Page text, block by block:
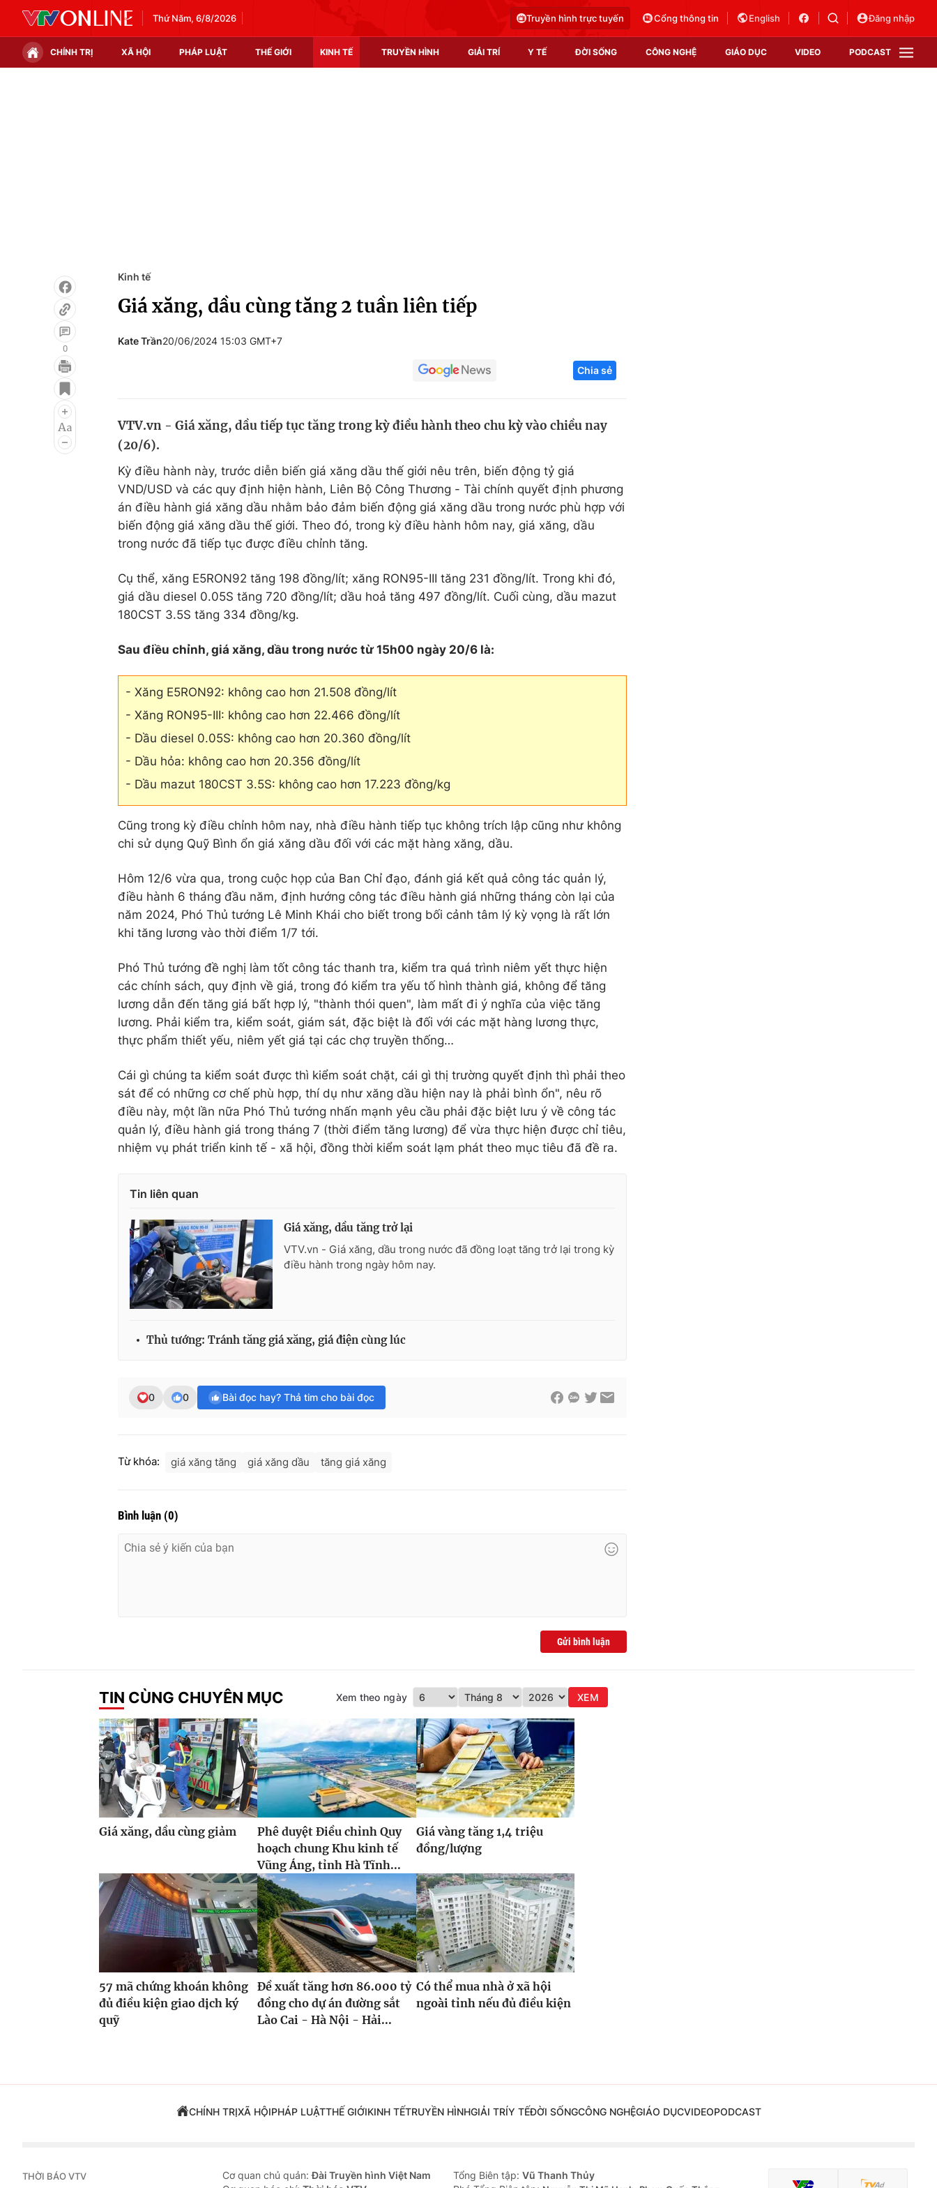
Thứ Năm, 6/8/2026 Truyền hình trực tuyến Cổng thông tin English Đăng nhập
CHÍNH TRỊ XÃ HỘI PHÁP LUẬT THẾ GIỚI KINH TẾ TRUYỀN HÌNH GIẢI TRÍ Y TẾ ĐỜI SỐNG CÔNG NGHỆ GIÁO DỤC VIDEO PODCAST
Điện ảnh
Âm nhạc
Làm đẹp
Học trực tuyến
Công nghệ
Sản phẩm
Tư vấn
0
Kinh tế
Giá xăng, dầu cùng tăng 2 tuần liên tiếp
Kate Trần20/06/2024 15:03 GMT+7
Chia sẻ
VTV.vn - Giá xăng, dầu tiếp tục tăng trong kỳ điều hành theo chu kỳ vào chiều nay
(20/6).
Kỳ điều hành này, trước diễn biến giá xăng dầu thế giới nêu trên, biến động tỷ giá
VND/USD và các quy định hiện hành, Liên Bộ Công Thương - Tài chính quyết định phương
án điều hành giá xăng dầu nhằm bảo đảm biến động giá xăng dầu trong nước phù hợp với
biến động giá xăng dầu thế giới. Theo đó, trong kỳ điều hành hôm nay, giá xăng, dầu
trong nước đã tiếp tục được điều chỉnh tăng.
Cụ thể, xăng E5RON92 tăng 198 đồng/lít; xăng RON95-III tăng 231 đồng/lít. Trong khi đó,
giá dầu diesel 0.05S tăng 720 đồng/lít; dầu hoả tăng 497 đồng/lít. Cuối cùng, dầu mazut
180CST 3.5S tăng 334 đồng/kg.
Sau điều chỉnh, giá xăng, dầu trong nước từ 15h00 ngày 20/6 là:
- Xăng E5RON92: không cao hơn 21.508 đồng/lít
- Xăng RON95-III: không cao hơn 22.466 đồng/lít
- Dầu diesel 0.05S: không cao hơn 20.360 đồng/lít
- Dầu hỏa: không cao hơn 20.356 đồng/lít
- Dầu mazut 180CST 3.5S: không cao hơn 17.223 đồng/kg
Cũng trong kỳ điều chỉnh hôm nay, nhà điều hành tiếp tục không trích lập cũng như không
chi sử dụng Quỹ Bình ổn giá xăng dầu đối với các mặt hàng xăng, dầu.
Hôm 12/6 vừa qua, trong cuộc họp của Ban Chỉ đạo, đánh giá kết quả công tác quản lý,
điều hành 6 tháng đầu năm, định hướng công tác điều hành giá những tháng còn lại của
năm 2024, Phó Thủ tướng Lê Minh Khái cho biết trong bối cảnh tâm lý kỳ vọng là rất lớn
khi tăng lương vào thời điểm 1/7 tới.
Phó Thủ tướng đề nghị làm tốt công tác thanh tra, kiểm tra quá trình niêm yết thực hiện
các chính sách, quy định về giá, trong đó kiểm tra yếu tố hình thành giá, không để tăng
lương dẫn đến tăng giá bất hợp lý, "thành thói quen", làm mất đi ý nghĩa của việc tăng
lương. Phải kiểm tra, kiểm soát, giám sát, đặc biệt là đối với các mặt hàng lương thực,
thực phẩm thiết yếu, niêm yết giá tại các chợ truyền thống…
Cái gì chúng ta kiểm soát được thì kiểm soát chặt, cái gì thị trường quyết định thì phải theo
sát để có những cơ chế phù hợp, thí dụ như xăng dầu hiện nay là phải bình ổn", nêu rõ
điều này, một lần nữa Phó Thủ tướng nhấn mạnh yêu cầu phải đặc biệt lưu ý về công tác
quản lý, điều hành giá trong tháng 7 (thời điểm tăng lương) để vừa thực hiện được chỉ tiêu,
nhiệm vụ phát triển kinh tế - xã hội, đồng thời kiểm soát lạm phát theo mục tiêu đã đề ra.
Tin liên quan
Giá xăng, dầu tăng trở lại
VTV.vn - Giá xăng, dầu trong nước đã đồng loạt tăng trở lại trong kỳ
điều hành trong ngày hôm nay.
Thủ tướng: Tránh tăng giá xăng, giá điện cùng lúc
0 0 Bài đọc hay? Thả tim cho bài đọc
Từ khóa: giá xăng tăng giá xăng dầu tăng giá xăng
Bình luận (0)
Gửi bình luận
TIN CÙNG CHUYÊN MỤC Xem theo ngày XEM
Giá xăng, dầu cùng giảm
Phê duyệt Điều chỉnh Quy
hoạch chung Khu kinh tế
Vũng Áng, tỉnh Hà Tĩnh...
Giá vàng tăng 1,4 triệu
đồng/lượng
57 mã chứng khoán không
đủ điều kiện giao dịch ký
quỹ
Đề xuất tăng hơn 86.000 tỷ
đồng cho dự án đường sắt
Lào Cai - Hà Nội - Hải...
Có thể mua nhà ở xã hội
ngoài tỉnh nếu đủ điều kiện
CHÍNH TRỊXÃ HỘIPHÁP LUẬTTHẾ GIỚIKINH TẾTRUYỀN HÌNHGIẢI TRÍY TẾĐỜI SỐNGCÔNG NGHỆGIÁO DỤCVIDEOPODCAST
THỜI BÁO VTV Cơ quan chủ quản:Đài Truyền hình Việt Nam
Tổng Biên tập: Vũ Thanh Thủy